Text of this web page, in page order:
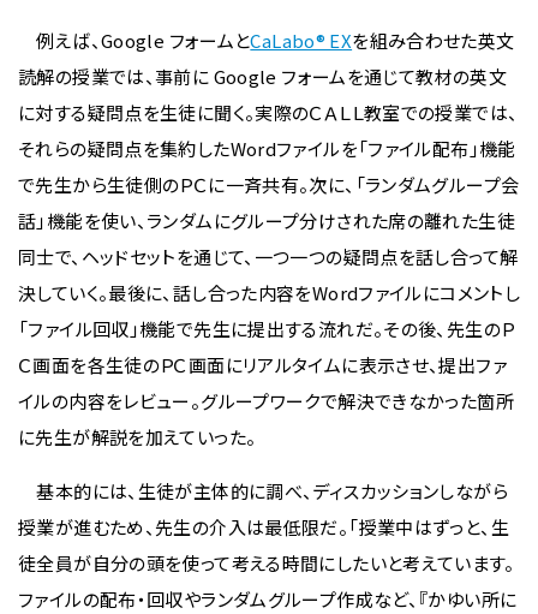
例えば、Google フォームとCaLabo® EXを組み合わせた英文
読解の授業では、事前に Google フォームを通じて教材の英文
に対する疑問点を生徒に聞く。実際のＣＡＬＬ教室での授業では、
それらの疑問点を集約したWordファイルを「ファイル配布」機能
で先生から生徒側のＰＣに一斉共有。次に、「ランダムグループ会
話」機能を使い、ランダムにグループ分けされた席の離れた生徒
同士で、ヘッドセットを通じて、一つ一つの疑問点を話し合って解
決していく。最後に、話し合った内容をWordファイルにコメントし
「ファイル回収」機能で先生に提出する流れだ。その後、先生のＰ
Ｃ画面を各生徒のＰＣ画面にリアルタイムに表示させ、提出ファ
イルの内容をレビュー。グループワークで解決できなかった箇所
に先生が解説を加えていった。
基本的には、生徒が主体的に調べ、ディスカッションしながら
授業が進むため、先生の介入は最低限だ。「授業中はずっと、生
徒全員が自分の頭を使って考える時間にしたいと考えています。
ファイルの配布・回収やランダムグループ作成など、『かゆい所に